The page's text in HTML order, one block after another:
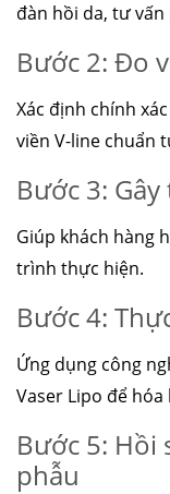
đàn hồi da, tư
Bước 2: Đo
Xác định chính
viền V-line chuẩn
Bước 3:
Giúp khách hàng
trình thực hiện.
Bước 4:
Ứng dụng công
Vaser Lipo để
Bước 5: Hồi
phẫu